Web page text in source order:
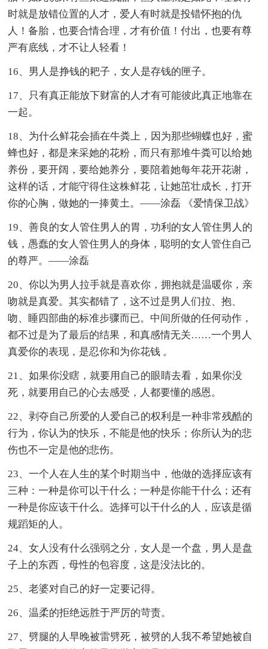
时就是放错位置的人才，爱人有时就是投错怀抱的仇
人！备胎，也要合情合理，才有价值！付出，也要有尊
严有底线，才不让人轻看！
16、男人是挣钱的耙子，女人是存钱的匣子。
17、只有真正能放下财富的人才有可能彼此真正地靠在
一起。
18、为什么鲜花会插在牛粪上，因为那些蝴蝶也好，蜜
蜂也好，都是来采她的花粉，而只有那堆牛粪可以给她
养份，要开阔，要给她养分，要陪着她每年花开花谢，
这样的话，才能守得住这株鲜花，让她茁壮成长，打开
你的心胸，做她的一捧黄土。——涂磊 《爱情保卫战》
19、善良的女人管住男人的胃，功利的女人管住男人的
钱，愚蠢的女人管住男人的身体，聪明的女人管住自己
的尊严。——涂磊
20、你以为男人拉手就是喜欢你，拥抱就是温暖你，亲
吻就是真爱。其实都错了，这不过是男人们拉、抱、
吻、睡四部曲的标准步骤而已。中间所做的任何动作，
都不过是为了最后的结果，和真感情无关……一个男人
真爱你的表现，是忍你和为你花钱 。
21、如果你没瞎，就要用自己的眼睛去看，如果你没
死，就要用自己的心去感受，人都要懂的感恩。
22、剥夺自己所爱的人爱自己的权利是一种非常残酷的
行为，你认为的快乐，不能是他的快乐；你所认为的悲
伤也不一定是他的悲伤。
23、一个人在人生的某个时期当中，他做的选择应该有
三种：一种是你可以干什么；一种是你能干什么；还有
一种是你应该干什么。选择可以干什么的人，应该是循
规蹈矩的人。
24、女人没有什么强弱之分，女人是一个盘，男人是盘
子上的东西，母性的包容度，这是没法比的。
25、老婆对自己的好一定要记得。
26、温柔的拒绝远胜于严厉的苛责。
27、劈腿的人早晚被雷劈死，被劈的人我不希望她被自